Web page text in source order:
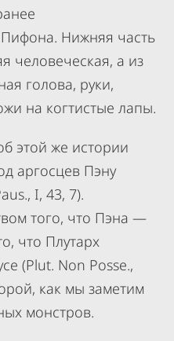
Нижняя часть
человеческая, а из
голова, руки,
на когтистые лапы.
этой же истории
аргосцев Пэну
I, 43, 7).
того, что Пэна —
что Плутарх
(Plut. Non Posse.,
как мы заметим
монстров.